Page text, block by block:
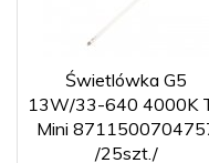
Świetlówka G5
13W/33-640 4000K
Mini
/25szt./